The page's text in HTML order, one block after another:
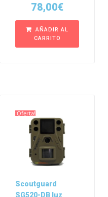
78,00€
AÑADIR AL
CARRITO
¡Oferta!
Scoutguard
SG520-DB luz